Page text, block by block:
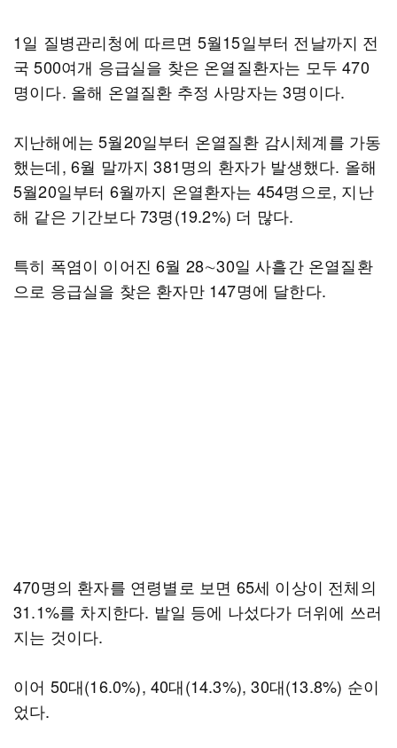
1일 질병관리청에 따르면 5월15일부터 전날까지 전
국 500여개 응급실을 찾은 온열질환자는 모두 470
명이다. 올해 온열질환 추정 사망자는 3명이다.
지난해에는 5월20일부터 온열질환 감시체계를 가동
했는데, 6월 말까지 381명의 환자가 발생했다. 올해
5월20일부터 6월까지 온열환자는 454명으로, 지난
해 같은 기간보다 73명(19.2%) 더 많다.
특히 폭염이 이어진 6월 28∼30일 사흘간 온열질환
으로 응급실을 찾은 환자만 147명에 달한다.
470명의 환자를 연령별로 보면 65세 이상이 전체의
31.1%를 차지한다. 밭일 등에 나섰다가 더위에 쓰러
지는 것이다.
이어 50대(16.0%), 40대(14.3%), 30대(13.8%) 순이
었다.